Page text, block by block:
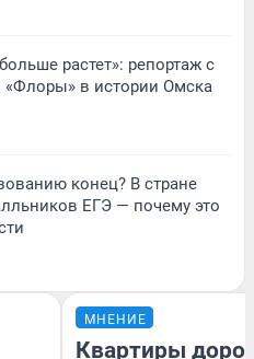
растет»: репортаж с
в истории Омска
конец? В стране
ЕГЭ — почему это
МНЕНИЕ
Квартиры